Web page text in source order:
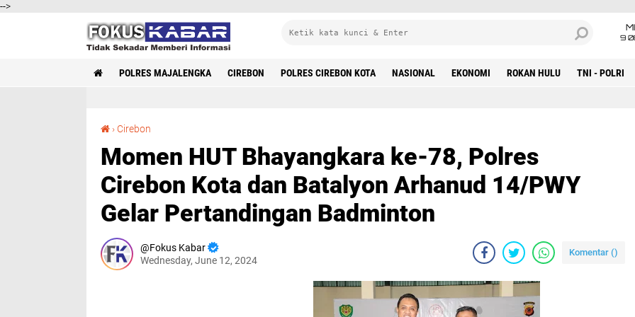
-->
9
POLRES MAJALENGKA CIREBON POLRES CIREBON KOTA NASIONAL EKONOMI ROKAN HULU TNI - POLRI
› Cirebon
Momen HUT Bhayangkara ke-78, Polres
Cirebon Kota dan Batalyon Arhanud 14/PWY
Gelar Pertandingan Badminton
Fokus Kabar
Wednesday, June 12, 2024
Komentar ()